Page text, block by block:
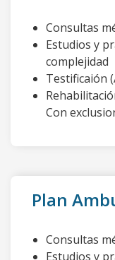
Consultas
Estudios y
complejidad
Testificaión
Con
Plan
Consultas
Estudios y